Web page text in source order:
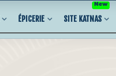
ÉPICERIE SITE KATNAS
New